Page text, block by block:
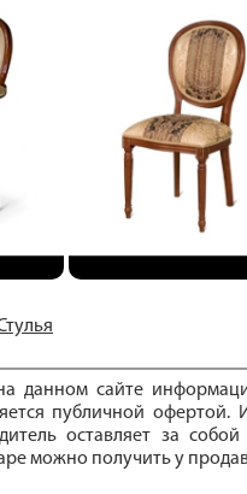
данном сайте
публичной офертой.
оставляет за
можно получить у